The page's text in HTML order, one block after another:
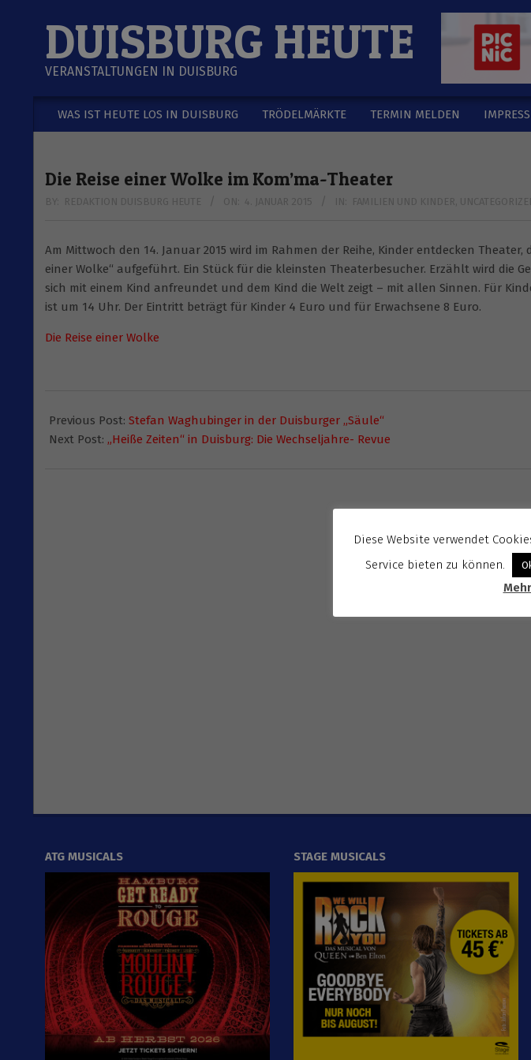
DUISBURG HEUTE
VERANSTALTUNGEN IN DUISBURG
Secondary
WAS IST HEUTE LOS IN DUISBURG TRÖDELMÄRKTE TERMIN MELDEN
Die Reise einer Wolke im Kom’ma-Theater
BY: REDAKTION DUISBURG HEUTE ON: 4. JANUAR 2015 IN: FAMILIEN UND KINDER
Am Mittwoch den 14. Januar 2015 wird im Rahmen der Reihe, Kinder entdecken Theater,
einer Wolke“ aufgeführt. Ein Stück für die kleinsten Theaterbesucher. Erzählt wird die
sich mit einem Kind anfreundet und dem Kind die Welt zeigt – mit allen Sinnen. Für
ist um 14 Uhr. Der Eintritt beträgt für Kinder 4 Euro und für Erwachsene 8 Euro.
Die Reise einer Wolke
01-
04
Previous Post: Stefan Waghubinger in der Duisburger „Säule“
Next Post: „Heiße Zeiten“ in Duisburg: Die Wechseljahre- Revue
ATG MUSICALS STAGE MUSICALS
Diese Website verwendet
Service bieten zu können.